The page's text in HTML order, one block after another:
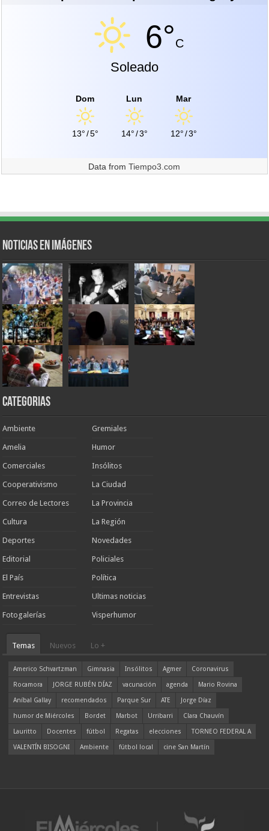
6°C
Soleado
Dom
13°/5°
Lun
14°/3°
Mar
12°/3°
Data fromTiempo3.com
Noticias en Imágenes
Categorias
Ambiente
Amelia
Comerciales
Cooperativismo
Correo de Lectores
Cultura
Deportes
Editorial
El País
Entrevistas
Fotogalerías
Gremiales
Humor
Insólitos
La Ciudad
La Provincia
La Región
Novedades
Policiales
Política
Ultimas noticias
Visperhumor
Temas Nuevos Lo +
Americo Schvartzman Gimnasia Insólitos Agmer
Coronavirus
Rocamora
JORGE RUBÉN DÍAZ vacunación agenda
Mario Rovina
Aníbal Gallay
recomendados Parque Sur ATE
Jorge Díaz
humor de Miércoles
Bordet Marbot Urribarri
Clara Chauvín
Lauritto
Docentes fútbol Regatas elecciones
TORNEO FEDERAL A
VALENTÍN BISOGNI
Ambiente fútbol local cine San Martín